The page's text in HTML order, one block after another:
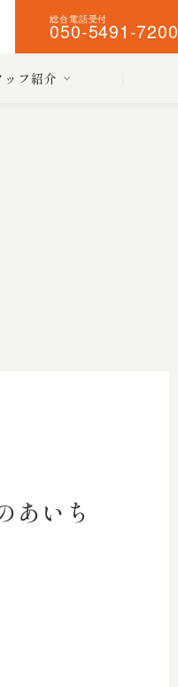
050-5491-7200
総合電話受付
ッフ紹介
あいち